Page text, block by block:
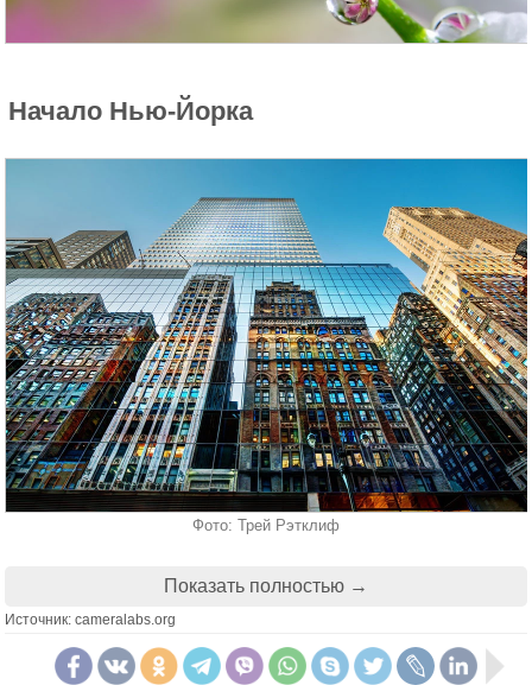
Начало Нью-Йорка
Фото: Трей Рэтклиф
Милан отражается в трубе
Показать полностью →
Источник: cameralabs.org